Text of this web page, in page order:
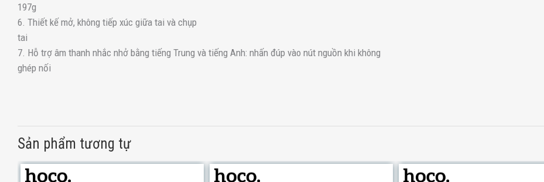
197g
6. Thiết kế mở, không tiếp xúc giữa tai và chụp
tai
7. Hỗ trợ âm thanh nhắc nhở bằng tiếng Trung và tiếng Anh: nhấn đúp vào nút nguồn khi không
ghép nối
Sản phẩm tương tự